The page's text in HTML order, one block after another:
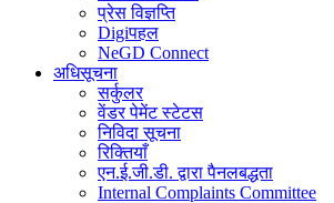
प्रेस विज्ञप्ति
Digiपहल
NeGD Connect
अधिसूचना
सर्कुलर
वेंडर पेमेंट स्टेटस
निविदा सूचना
रिक्तियाँ
एन.ई.जी.डी. द्वारा पैनलबद्धता
Internal Complaints Committee